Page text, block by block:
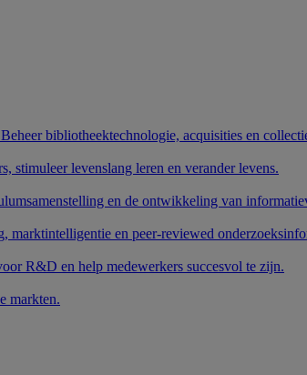
bibliotheektechnologie, acquisities en
stimuleer levenslang leren en verander levens.
en de ontwikkeling van
marktintelligentie en peer-reviewed
R&D en help medewerkers succesvol te zijn.
markten.